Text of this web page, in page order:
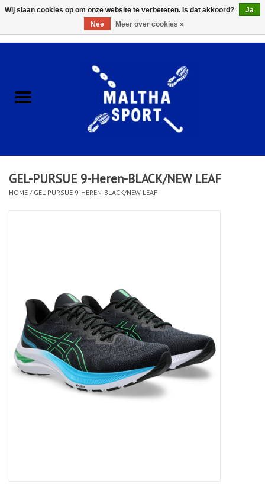
ACCESSOIRES/HARDWARE
KLEDING
CLUBSHOPS
Merken
GEL-PURSUE 9-Heren-BLACK/NEW LEAF
HOME / GEL-PURSUE 9-HEREN-BLACK/NEW LEAF
Wij slaan cookies op om onze website te verbeteren. Is dat akkoord?
Ja
Nee
Meer over cookies »